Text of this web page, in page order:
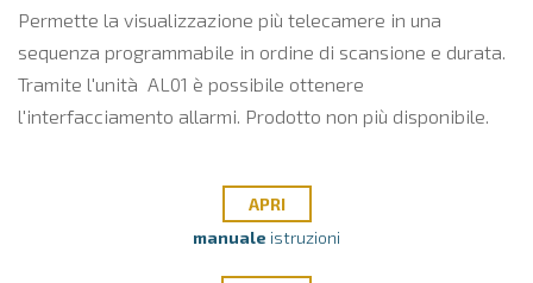
Permette la visualizzazione più telecamere in una
sequenza programmabile in ordine di scansione e durata.
Tramite l'unità AL01 è possibile ottenere
l'interfacciamento allarmi. Prodotto non più disponibile.
APRI
manuale istruzioni